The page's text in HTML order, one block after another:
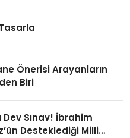
Önerisi Arayanların
Biri
Dev Sınav! İbrahim
Desteklediği Milli